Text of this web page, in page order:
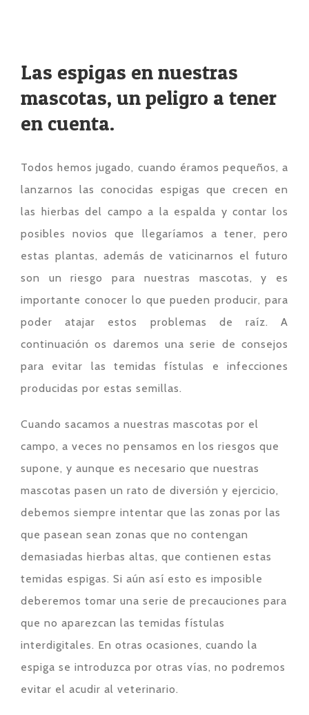
Las espigas en nuestras
mascotas, un peligro a tener
en cuenta.
Todos hemos jugado, cuando éramos pequeños, a
lanzarnos las conocidas espigas que crecen en
las hierbas del campo a la espalda y contar los
posibles novios que llegaríamos a tener, pero
estas plantas, además de vaticinarnos el futuro
son un riesgo para nuestras mascotas, y es
importante conocer lo que pueden producir, para
poder atajar estos problemas de raíz. A
continuación os daremos una serie de consejos
para evitar las temidas fístulas e infecciones
producidas por estas semillas.
Cuando sacamos a nuestras mascotas por el
campo, a veces no pensamos en los riesgos que
supone, y aunque es necesario que nuestras
mascotas pasen un rato de diversión y ejercicio,
debemos siempre intentar que las zonas por las
que pasean sean zonas que no contengan
demasiadas hierbas altas, que contienen estas
temidas espigas. Si aún así esto es imposible
deberemos tomar una serie de precauciones para
que no aparezcan las temidas fístulas
interdigitales. En otras ocasiones, cuando la
espiga se introduzca por otras vías, no podremos
evitar el acudir al veterinario.